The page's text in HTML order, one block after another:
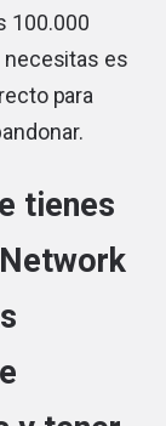
100.000
necesitas es
para
tienes